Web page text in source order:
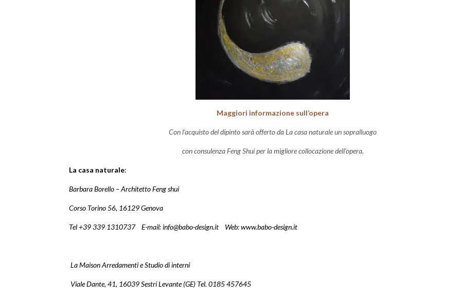
Maggiori informazione sull’opera
Con l’acquisto del dipinto sarà offerto da La casa naturaleun sopralluogo
con consulenza Feng Shuiper la migliore collocazione dell’opera.
La casa naturale:
Barbara Borello – Architetto Feng shui
Corso Torino 56, 16129 Genova
Tel +39 339 1310737 E-mail: info@babo-design.it Web: www.babo-design.it
La Maison Arredamenti e Studio di interni
Viale Dante, 41, 16039 Sestri Levante (GE) Tel. 0185 457645